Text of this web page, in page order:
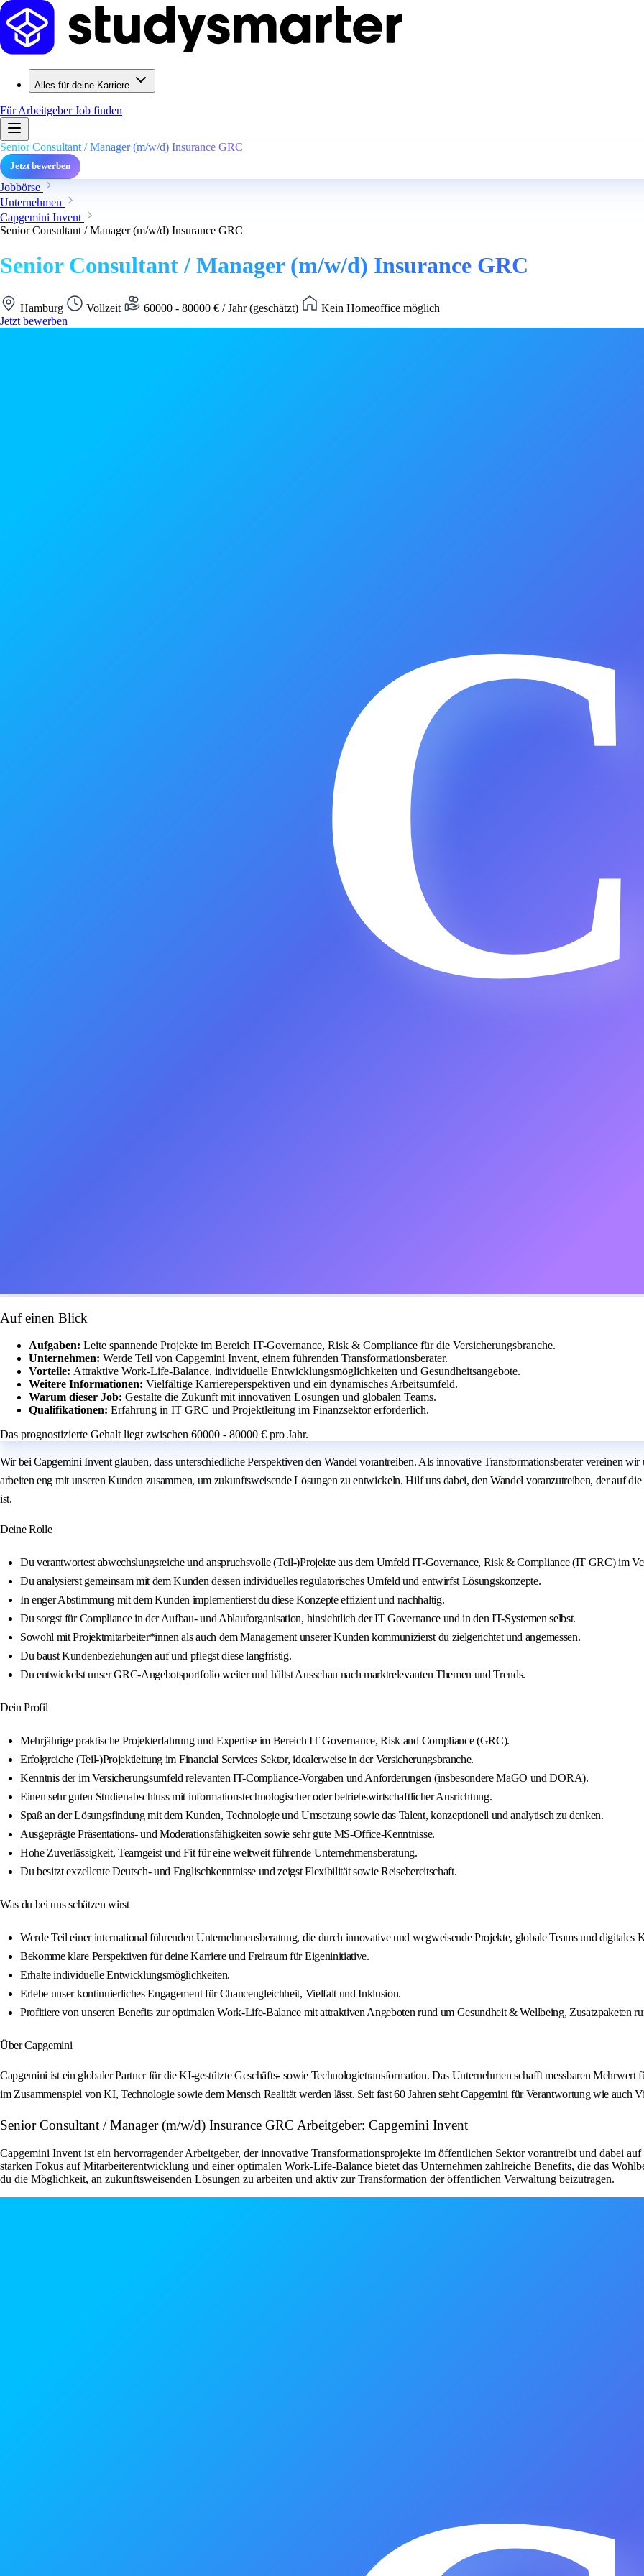
Alles für deine Karriere
Für ArbeitgeberJob finden
Senior Consultant / Manager (m/w/d) Insurance GRC
Jetzt bewerben
Jobbörse
Unternehmen
Capgemini Invent
Senior Consultant / Manager (m/w/d) Insurance GRC
Senior Consultant / Manager (m/w/d) Insurance GRC
Hamburg Vollzeit 60000 - 80000 € / Jahr (geschätzt)
Kein Homeoffice möglich
Jetzt bewerben
Auf einen Blick
Aufgaben: Leite spannende Projekte im Bereich IT-Governance, Risk & Compliance für die Versicherungsbranche.
Unternehmen: Werde Teil von Capgemini Invent, einem führenden Transformationsberater.
Vorteile: Attraktive Work-Life-Balance, individuelle Entwicklungsmöglichkeiten und Gesundheitsangebote.
Weitere Informationen: Vielfältige Karriereperspektiven und ein dynamisches Arbeitsumfeld.
Warum dieser Job: Gestalte die Zukunft mit innovativen Lösungen und globalen Teams.
Qualifikationen: Erfahrung in IT GRC und Projektleitung im Finanzsektor erforderlich.
Das prognostizierte Gehalt liegt zwischen 60000 - 80000 € pro Jahr.
Wir bei Capgemini Invent glauben, dass unterschiedliche Perspektiven den Wandel vorantreiben. Als innovative Transformationsberater vereinen
arbeiten eng mit unseren Kunden zusammen, um zukunftsweisende Lösungen zu entwickeln. Hilf uns dabei, den Wandel voranzutreiben, der auf
ist.
Deine Rolle
Du verantwortest abwechslungsreiche und anspruchsvolle (Teil-)Projekte aus dem Umfeld IT-Governance, Risk & Compliance (IT GRC) im
Du analysierst gemeinsam mit dem Kunden dessen individuelles regulatorisches Umfeld und entwirfst Lösungskonzepte.
In enger Abstimmung mit dem Kunden implementierst du diese Konzepte effizient und nachhaltig.
Du sorgst für Compliance in der Aufbau- und Ablauforganisation, hinsichtlich der IT Governance und in den IT-Systemen selbst.
Sowohl mit Projektmitarbeiter*innen als auch dem Management unserer Kunden kommunizierst du zielgerichtet und angemessen.
Du baust Kundenbeziehungen auf und pflegst diese langfristig.
Du entwickelst unser GRC-Angebotsportfolio weiter und hältst Ausschau nach marktrelevanten Themen und Trends.
Dein Profil
Mehrjährige praktische Projekterfahrung und Expertise im Bereich IT Governance, Risk and Compliance (GRC).
Erfolgreiche (Teil-)Projektleitung im Financial Services Sektor, idealerweise in der Versicherungsbranche.
Kenntnis der im Versicherungsumfeld relevanten IT-Compliance-Vorgaben und Anforderungen (insbesondere MaGO und DORA).
Einen sehr guten Studienabschluss mit informationstechnologischer oder betriebswirtschaftlicher Ausrichtung.
Spaß an der Lösungsfindung mit dem Kunden, Technologie und Umsetzung sowie das Talent, konzeptionell und analytisch zu denken.
Ausgeprägte Präsentations- und Moderationsfähigkeiten sowie sehr gute MS-Office-Kenntnisse.
Hohe Zuverlässigkeit, Teamgeist und Fit für eine weltweit führende Unternehmensberatung.
Du besitzt exzellente Deutsch- und Englischkenntnisse und zeigst Flexibilität sowie Reisebereitschaft.
Was du bei uns schätzen wirst
Werde Teil einer international führenden Unternehmensberatung, die durch innovative und wegweisende Projekte, globale Teams und
Bekomme klare Perspektiven für deine Karriere und Freiraum für Eigeninitiative.
Erhalte individuelle Entwicklungsmöglichkeiten.
Erlebe unser kontinuierliches Engagement für Chancengleichheit, Vielfalt und Inklusion.
Profitiere von unseren Benefits zur optimalen Work-Life-Balance mit attraktiven Angeboten rund um Gesundheit & Wellbeing, Zusatzpaketen
Über Capgemini
Capgemini ist ein globaler Partner für die KI-gestützte Geschäfts- sowie Technologietransformation. Das Unternehmen schafft messbaren
im Zusammenspiel von KI, Technologie sowie dem Mensch Realität werden lässt. Seit fast 60 Jahren steht Capgemini für Verantwortung wie auch
Senior Consultant / Manager (m/w/d) Insurance GRC Arbeitgeber: Capgemini Invent
Capgemini Invent ist ein hervorragender Arbeitgeber, der innovative Transformationsprojekte im öffentlichen Sektor vorantreibt und dabei
starken Fokus auf Mitarbeiterentwicklung und einer optimalen Work-Life-Balance bietet das Unternehmen zahlreiche Benefits, die das
du die Möglichkeit, an zukunftsweisenden Lösungen zu arbeiten und aktiv zur Transformation der öffentlichen Verwaltung beizutragen.